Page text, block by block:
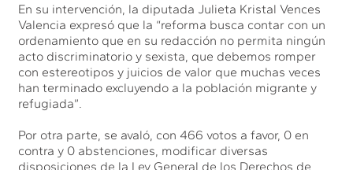
En su intervención, la diputada Julieta Kristal Vences
Valencia expresó que la “reforma busca contar con un
ordenamiento que en su redacción no permita ningún
acto discriminatorio y sexista, que debemos romper
con estereotipos y juicios de valor que muchas veces
han terminado excluyendo a la población migrante y
refugiada”.
Por otra parte, se avaló, con 466 votos a favor, 0 en
contra y 0 abstenciones, modificar diversas
disposiciones de la Ley General de los Derechos de